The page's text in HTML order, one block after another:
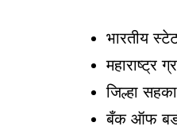
भारतीय
महाराष्ट्र
जिल्हा
बँक ऑफ